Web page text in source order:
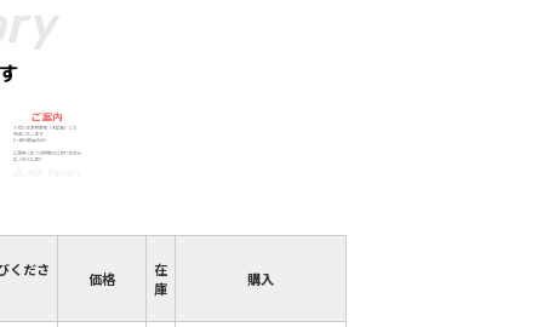
くださ 価格
在
庫
購入